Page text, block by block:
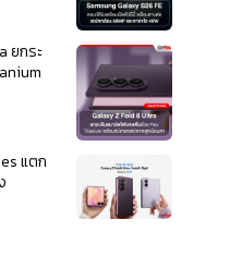
ยกระ
แตก